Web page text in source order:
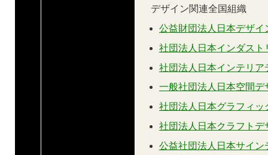
デザイン関連全国組織
公益財団法人日本デザイ
社団法人日本インダス
社団法人日本インテリア
一般社団法人日本空間デ
社団法人日本グラフィッ
社団法人日本クラフトデ
公益社団法人日本サイン